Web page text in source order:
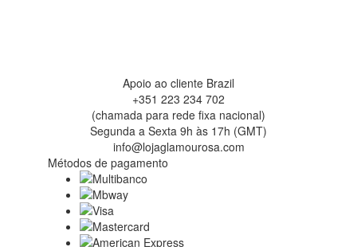
Apoio ao cliente Brazil
+351 223 234 702
(chamada para rede fixa nacional)
Segunda a Sexta 9h às 17h (GMT)
info@lojaglamourosa.com
Métodos de pagamento